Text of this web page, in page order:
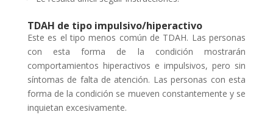
TDAH de tipo impulsivo/hiperactivo
Este es el tipo menos común de TDAH. Las personas
con esta forma de la condición mostrarán
comportamientos hiperactivos e impulsivos, pero sin
síntomas de falta de atención. Las personas con esta
forma de la condición se mueven constantemente y se
inquietan excesivamente.